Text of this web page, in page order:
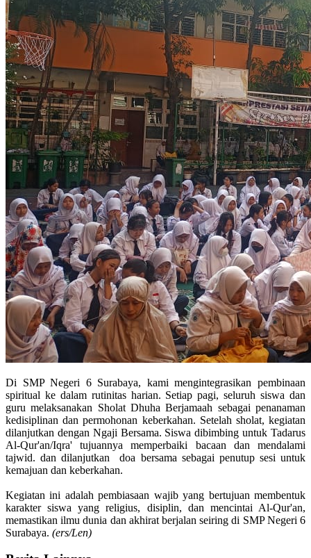
Di SMP Negeri 6 Surabaya, kami mengintegrasikan pembinaan
spiritual ke dalam rutinitas harian. Setiap pagi, seluruh siswa dan
guru melaksanakan Sholat Dhuha Berjamaah sebagai penanaman
kedisiplinan dan permohonan keberkahan. Setelah sholat, kegiatan
dilanjutkan dengan Ngaji Bersama. Siswa dibimbing untuk Tadarus
Al-Qur'an/Iqra' tujuannya memperbaiki bacaan dan mendalami
tajwid. dan dilanjutkan doa bersama sebagai penutup sesi untuk
kemajuan dan keberkahan.
Kegiatan ini adalah pembiasaan wajib yang bertujuan membentuk
karakter siswa yang religius, disiplin, dan mencintai Al-Qur'an,
memastikan ilmu dunia dan akhirat berjalan seiring di SMP Negeri 6
Surabaya. (ers/Len)